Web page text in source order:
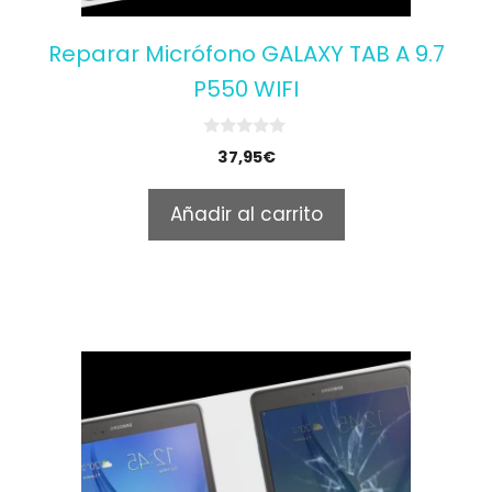
Reparar Micrófono GALAXY TAB A 9.7
P550 WIFI
o
f
5
37,95€
Añadir al carrito